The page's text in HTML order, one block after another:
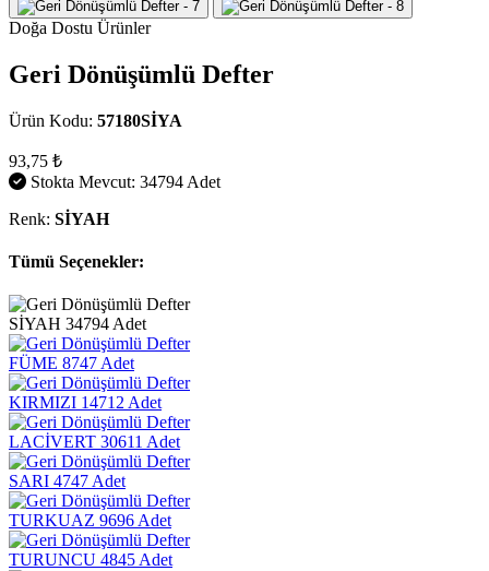
Doğa Dostu Ürünler
Geri Dönüşümlü Defter
Ürün Kodu: 57180SİYA
93,75 ₺
Stokta Mevcut: 34794 Adet
Renk: SİYAH
Tümü Seçenekler:
SİYAH 34794 Adet
FÜME 8747 Adet
KIRMIZI 14712 Adet
LACİVERT 30611 Adet
SARI 4747 Adet
TURKUAZ 9696 Adet
TURUNCU 4845 Adet